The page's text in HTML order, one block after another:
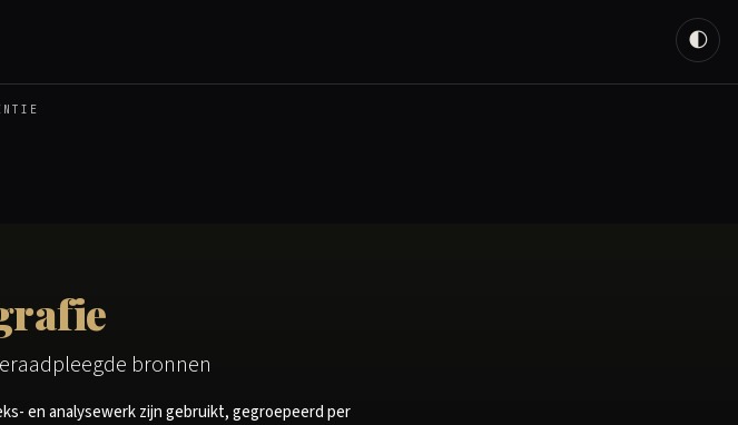
🌓
bronnen
en analysewerk zijn gebruikt, gegroepeerd per